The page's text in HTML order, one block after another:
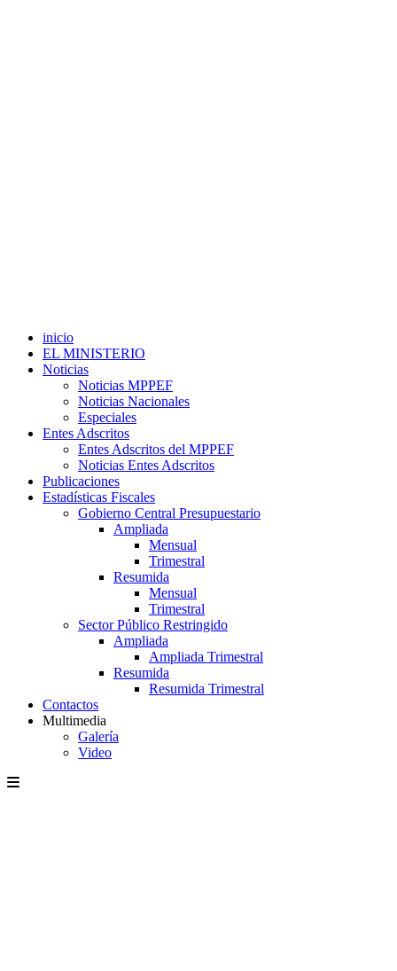
inicio
EL MINISTERIO
Noticias
Noticias MPPEF
Noticias Nacionales
Especiales
Entes Adscritos
Entes Adscritos del MPPEF
Noticias Entes Adscritos
Publicaciones
Estadísticas Fiscales
Gobierno Central Presupuestario
Ampliada
Mensual
Trimestral
Resumida
Mensual
Trimestral
Sector Público Restringido
Ampliada
Ampliada Trimestral
Resumida
Resumida Trimestral
Contactos
Multimedia
Galería
Video